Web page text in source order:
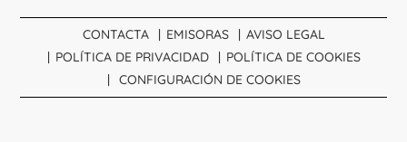
CONTACTA EMISORAS
AVISO LEGAL
POLÍTICA DE PRIVACIDAD
POLÍTICA DE COOKIES
CONFIGURACIÓN DE COOKIES